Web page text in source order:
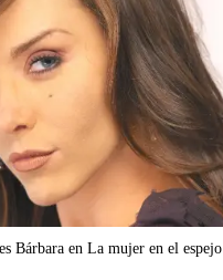
Bárbara en La mujer en el espejo